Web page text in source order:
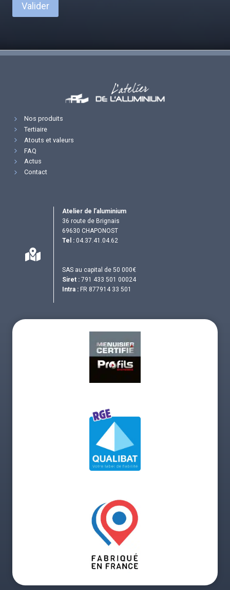
Valider
Nos produits
Tertiaire
Atouts et valeurs
FAQ
Actus
Contact
Atelier de l’aluminium
36 route de Brignais
69630 CHAPONOST
Tel : 04.37.41.04.62
SAS au capital de 50 000€
Siret : 791 433 501 00024
Intra : FR 877914 33 501